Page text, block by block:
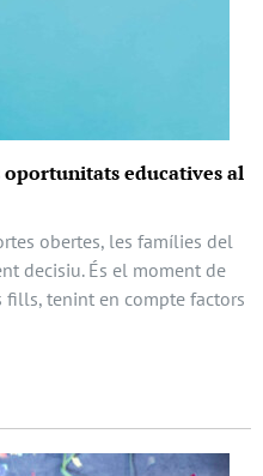
educatives al
obertes, les famílies del
decisiu. És el moment de
tenint en compte factors